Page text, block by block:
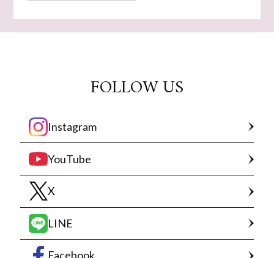
FOLLOW US
Instagram
YouTube
X
LINE
Facebook